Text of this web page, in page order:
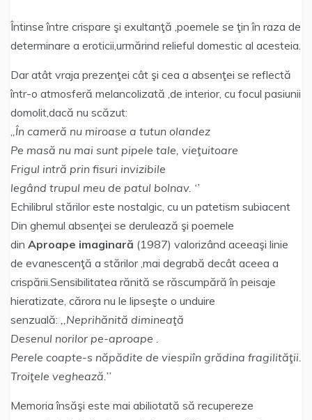
Întinse între crispare şi exultanţă ,poemele se ţin în raza de
determinare a eroticii,urmărind relieful domestic al acesteia.
Dar atât vraja prezenţei cât şi cea a absenţei se reflectă
într-o atmosferă melancolizată ,de interior, cu focul pasiunii
domolit,dacă nu scăzut:
,,În cameră nu miroase a tutun olandez
Pe masă nu mai sunt pipele tale, vieţuitoare
Frigul intră prin fisuri invizibile
legând trupul meu de patul bolnav. ‘’
Echilibrul stărilor este nostalgic, cu un patetism subiacent
Din ghemul absenţei se derulează şi poemele
din Aproape imaginară (1987) valorizând aceeaşi linie
de evanescenţă a stărilor ,mai degrabă decât aceea a
crispării.Sensibilitatea rănită se răscumpără în peisaje
hieratizate, cărora nu le lipseşte o unduire
senzuală: ,,Neprihănită dimineaţă
Desenul norilor pe-aproape .
Perele coapte-s năpădite de viespiîn grădina fragilităţii.
Troiţele veghează.’’
Memoria însăşi este mai abiliotată să recupereze